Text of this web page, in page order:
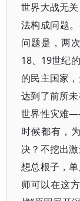
世界大战无
法构成问题
问题是，两
18、19世纪
的民主国家
达到了前所
世界性灾难
时候都有，
决？不挖出
想总根子，
师可以在这